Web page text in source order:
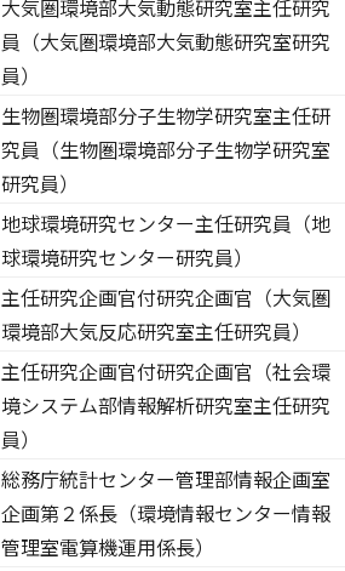
大気圏環境部大気動態研究室主任研究
員（大気圏環境部大気動態研究室研究
員）
生物圏環境部分子生物学研究室主任研
究員（生物圏環境部分子生物学研究室
研究員）
地球環境研究センター主任研究員（地
球環境研究センター研究員）
主任研究企画官付研究企画官（大気圏
環境部大気反応研究室主任研究員）
主任研究企画官付研究企画官（社会環
境システム部情報解析研究室主任研究
員）
総務庁統計センター管理部情報企画室
企画第２係長（環境情報センター情報
管理室電算機運用係長）